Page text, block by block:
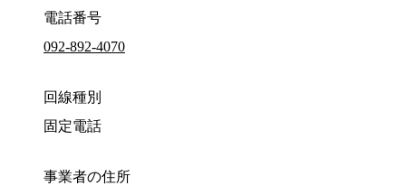
電話番号
092-892-4070
回線種別
固定電話
事業者の住所